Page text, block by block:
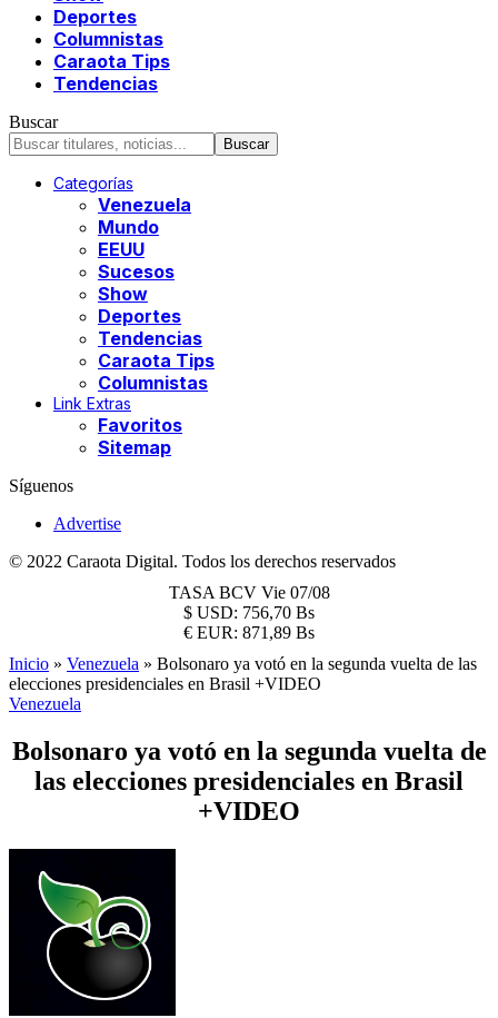
Deportes
Columnistas
Caraota Tips
Tendencias
Buscar
Categorías
Venezuela
Mundo
EEUU
Sucesos
Show
Deportes
Tendencias
Caraota Tips
Columnistas
Link Extras
Favoritos
Sitemap
Síguenos
Advertise
© 2022 Caraota Digital. Todos los derechos reservados
TASA BCV Vie 07/08
$ USD: 756,70 Bs
€ EUR: 871,89 Bs
Inicio » Venezuela » Bolsonaro ya votó en la segunda vuelta de las
elecciones presidenciales en Brasil +VIDEO
Venezuela
Bolsonaro ya votó en la segunda vuelta de
las elecciones presidenciales en Brasil
+VIDEO